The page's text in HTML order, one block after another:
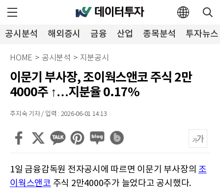
공시분석 해외증시 금융 산업 종목분석 투자뉴스
HOME > 공시분석 > 지분공시
이문기 부사장, 조이웍스앤코 주식 2만
4000주 ↑…지분율 0.17%
주지숙 기자 / 입력 : 2026-06-01 14:13
1일 금융감독원 전자공시에 따르면 이문기 부사장의 조
이웍스앤코 주식 2만4000주가 늘었다고 공시했다.